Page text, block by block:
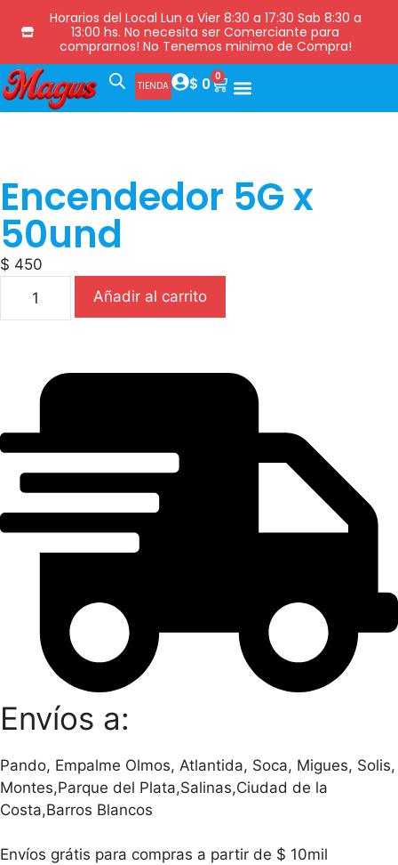
Horarios del Local Lun a Vier 8:30 a 17:30 Sab 8:30 a
13:00 hs. No necesita ser Comerciante para
comprarnos! No Tenemos minimo de Compra!
TIENDA $ 0 0
Encendedor 5G x
50und
$ 450
Añadir al carrito
Envíos a:
Pando, Empalme Olmos, Atlantida, Soca, Migues, Solis,
Montes,Parque del Plata,Salinas,Ciudad de la
Costa,Barros Blancos
Envíos grátis para compras a partir de $ 10mil